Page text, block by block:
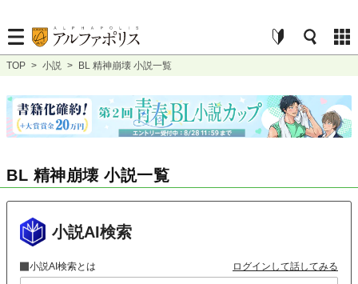
TOP > 小説 > BL 精神崩壊 小説一覧
BL 精神崩壊 小説一覧
小説AI検索
小説AI検索とは ログインして話してみる